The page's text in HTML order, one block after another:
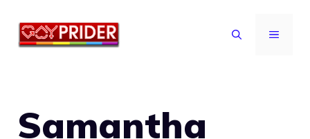
MENU
Samantha